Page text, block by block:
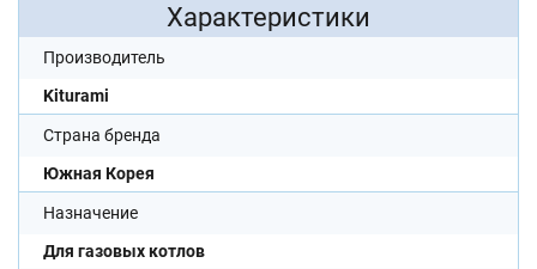
Характеристики
Производитель
Kiturami
Страна бренда
Южная Корея
Назначение
Для газовых котлов